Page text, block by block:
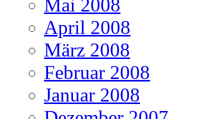
Mai 2008
April 2008
März 2008
Februar 2008
Januar 2008